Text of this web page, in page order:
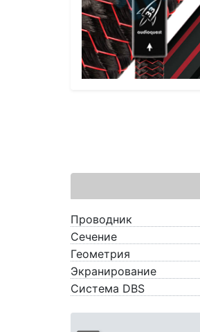
Проводник
Сечение
Геометрия
Экранирование
Система DBS